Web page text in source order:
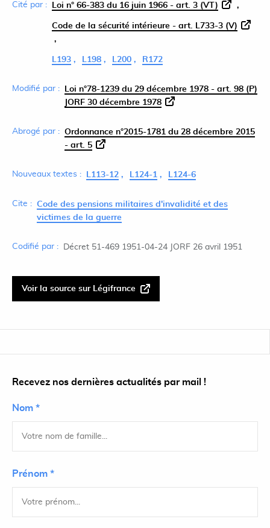
Cité par : Loi n° 66-383 du 16 juin 1966 - art. 3 (VT)
Code de la sécurité intérieure - art. L733-3 (V)
L193 L198 L200 R172
Modifié par :
Loi n°78-1239 du 29 décembre 1978 - art. 98 (P)
JORF 30 décembre 1978
Abrogé par : Ordonnance n°2015-1781 du 28 décembre 2015
- art. 5
Nouveaux textes : L113-12 L124-1 L124-6
Cite : Code des pensions militaires d'invalidité et des
victimes de la guerre
Codifié par : Décret 51-469 1951-04-24 JORF 26 avril 1951
Voir la source sur Légifrance
Recevez nos dernières actualités par mail !
Nom *
Prénom *